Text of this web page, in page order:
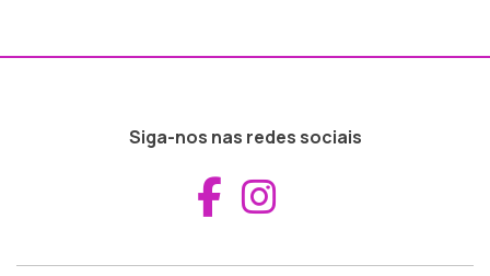
Siga-nos nas redes sociais
Aceder ao